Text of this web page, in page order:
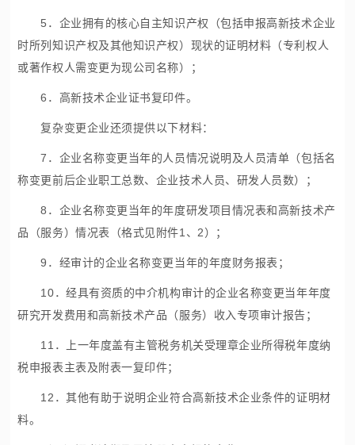
5．企业拥有的核心自主知识产权（包括申报高新技术企业
时所列知识产权及其他知识产权）现状的证明材料（专利权人
或著作权人需变更为现公司名称）；
6．高新技术企业证书复印件。
复杂变更企业还须提供以下材料：
7．企业名称变更当年的人员情况说明及人员清单（包括名
称变更前后企业职工总数、企业技术人员、研发人员数）；
8．企业名称变更当年的年度研发项目情况表和高新技术产
品（服务）情况表（格式见附件1、2）；
9．经审计的企业名称变更当年的年度财务报表；
10．经具有资质的中介机构审计的企业名称变更当年年度
研究开发费用和高新技术产品（服务）收入专项审计报告；
11．上一年度盖有主管税务机关受理章企业所得税年度纳
税申报表主表及附表一复印件；
12．其他有助于说明企业符合高新技术企业条件的证明材
料。